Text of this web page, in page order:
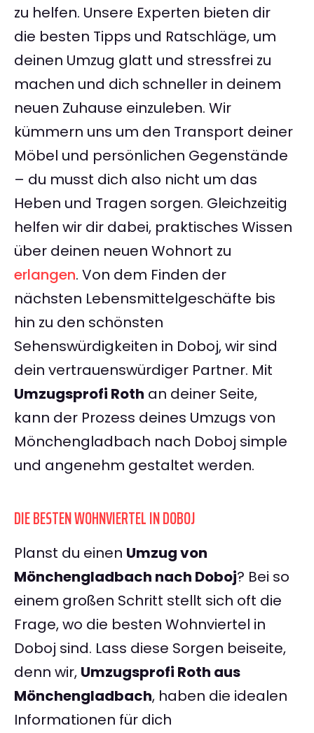
zu helfen. Unsere Experten bieten dir
die besten Tipps und Ratschläge, um
deinen Umzug glatt und stressfrei zu
machen und dich schneller in deinem
neuen Zuhause einzuleben. Wir
kümmern uns um den Transport deiner
Möbel und persönlichen Gegenstände
– du musst dich also nicht um das
Heben und Tragen sorgen. Gleichzeitig
helfen wir dir dabei, praktisches Wissen
über deinen neuen Wohnort zu
erlangen. Von dem Finden der
nächsten Lebensmittelgeschäfte bis
hin zu den schönsten
Sehenswürdigkeiten in Doboj, wir sind
dein vertrauenswürdiger Partner. Mit
Umzugsprofi Roth an deiner Seite,
kann der Prozess deines Umzugs von
Mönchengladbach nach Doboj simple
und angenehm gestaltet werden.
DIE BESTEN WOHNVIERTEL IN DOBOJ
Planst du einen Umzug von
Mönchengladbach nach Doboj? Bei so
einem großen Schritt stellt sich oft die
Frage, wo die besten Wohnviertel in
Doboj sind. Lass diese Sorgen beiseite,
denn wir, Umzugsprofi Roth aus
Mönchengladbach, haben die idealen
Informationen für dich